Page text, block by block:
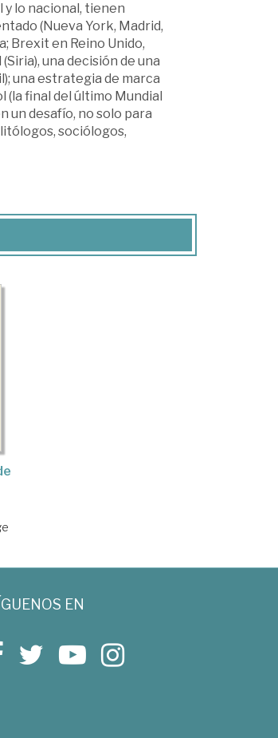
lo nacional, tienen
(Nueva York, Madrid,
Brexit en Reino Unido,
una decisión de una
una estrategia de marca
final del último Mundial
un desafío, no solo para
sociólogos,
EN